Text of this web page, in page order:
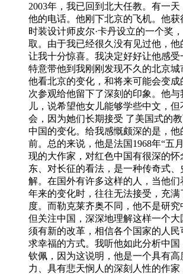
2003年，我已回到北大任教。有一天
他的电话。他刚下北京的飞机。他获
时装设计师皮尔·卡丹设立的一个奖
取。由于我已经很久没有见过他，他
让我十分惊喜。我决定好好让他感受
特意带他到我刚刚发现不久的北京城
他看北京的变化，和将来可能会变成
次参观给他留下了深刻的印象。他与
儿，说希望他女儿能够学些中文，但
会，因为她们长期接受 了美国式的
中国的变化。给我感慨颇深的是，他
前。总的来说，他是法国1968年“五
现的大作家，对红色中国有很深的怀
东、对长征的看法，是一种传奇式、
解。在国外有许多这样的人，当他们
年来的变化时，往往无法接受，充满
度。而勒克莱齐奥不同，他不是研究
但关注中国，深深地理解这样一个大
须有新的改革，相信各个国家的人民
求幸福的方式。我听他如此分析中国
钦佩，因为这说明，他是一个具有高
力、具有悲天悯人的深刻人性的作家